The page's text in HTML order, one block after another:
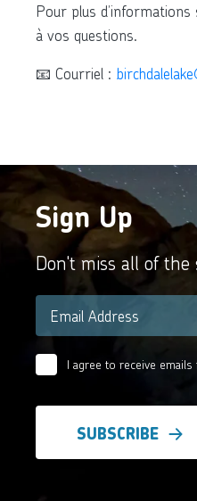
Pour plus
à vos questions.
📧 Courriel :
Sign Up
Don't miss all of the
Email *
EmailI agree to receive